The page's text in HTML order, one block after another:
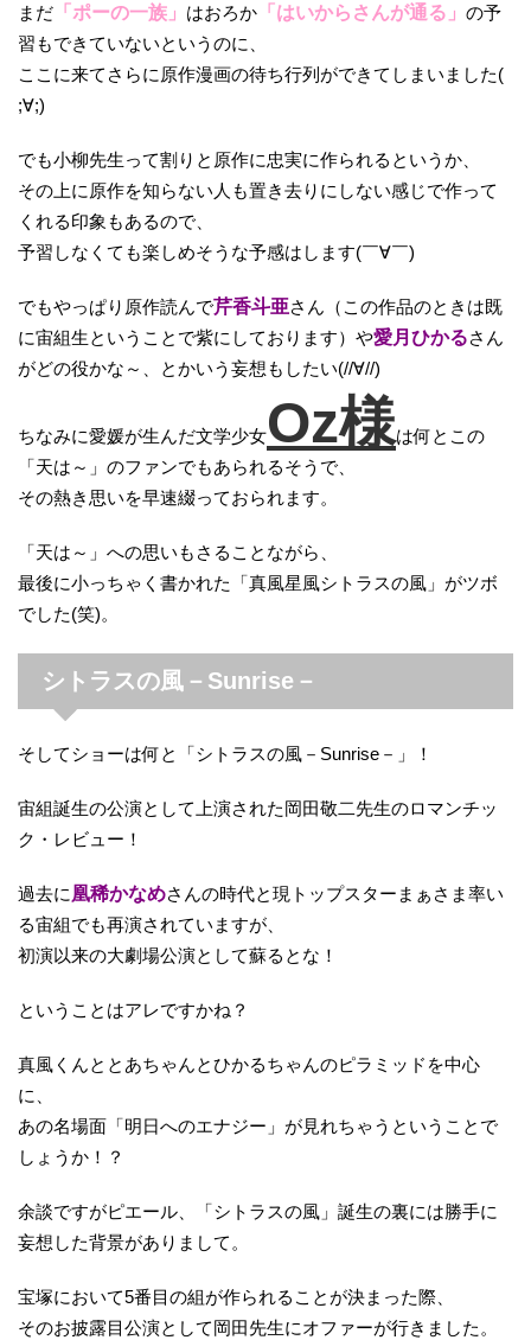
まだ 「ポーの一族」 はおろか 「はいからさんが通る」 の予
習もできていないというのに、
ここに来てさらに原作漫画の待ち行列ができてしまいました(
;∀;)
でも小柳先生って割りと原作に忠実に作られるというか、
その上に原作を知らない人も置き去りにしない感じで作って
くれる印象もあるので、
予習しなくても楽しめそうな予感はします(￣∀￣)
でもやっぱり原作読んで芹香斗亜さん（この作品のときは既
に宙組生ということで紫にしております）や愛月ひかるさん
がどの役かな～、とかいう妄想もしたい(//∀//)
ちなみに愛媛が生んだ文学少女Oz様は何とこの
「天は～」のファンでもあられるそうで、
その熱き思いを早速綴っておられます。
「天は～」への思いもさることながら、
最後に小っちゃく書かれた「真風星風シトラスの風」がツボ
でした(笑)。
シトラスの風－Sunrise－
そしてショーは何と「シトラスの風－Sunrise－」！
宙組誕生の公演として上演された岡田敬二先生のロマンチッ
ク・レビュー！
過去に 凰稀かなめさんの時代と現トップスターまぁさま率い
る宙組でも再演されていますが、
初演以来の大劇場公演として蘇るとな！
ということはアレですかね？
真風くんととあちゃんとひかるちゃんのピラミッドを中心
に、
あの名場面「明日へのエナジー」が見れちゃうということで
しょうか！？
余談ですがピエール、「シトラスの風」誕生の裏には勝手に
妄想した背景がありまして。
宝塚において5番目の組が作られることが決まった際、
そのお披露目公演として岡田先生にオファーが行きました。